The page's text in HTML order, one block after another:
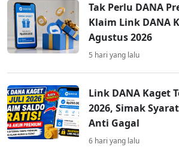
Tak Perlu DANA
Klaim Link DANA
Agustus 2026
5 hari yang lalu
Link DANA Kaget
2026, Simak
Anti Gagal
6 hari yang lalu